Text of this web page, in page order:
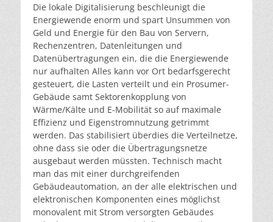
Die lokale Digitalisierung beschleunigt die
Energiewende enorm und spart Unsummen von
Geld und Energie für den Bau von Servern,
Rechenzentren, Datenleitungen und
Datenübertragungen ein, die die Energiewende
nur aufhalten Alles kann vor Ort bedarfsgerecht
gesteuert, die Lasten verteilt und ein Prosumer-
Gebäude samt Sektorenkopplung von
Wärme/Kälte und E-Mobilität so auf maximale
Effizienz und Eigenstromnutzung getrimmt
werden. Das stabilisiert überdies die Verteilnetze,
ohne dass sie oder die Übertragungsnetze
ausgebaut werden müssten. Technisch macht
man das mit einer durchgreifenden
Gebäudeautomation, an der alle elektrischen und
elektronischen Komponenten eines möglichst
monovalent mit Strom versorgten Gebäudes